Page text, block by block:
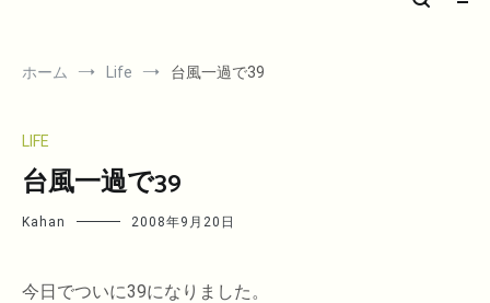
ホーム Life 台風一過で39
LIFE
台風一過で39
Kahan 2008年9月20日
今日でついに39になりました。